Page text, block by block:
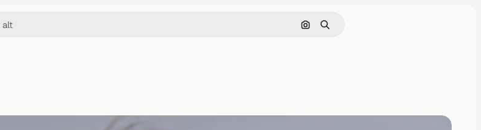
Søk etter bilde
Søk